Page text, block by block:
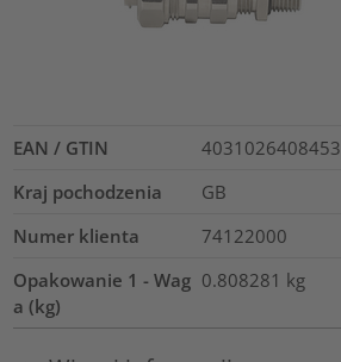
EAN / GTIN
4031026408453
Kraj pochodzenia
GB
Numer klienta
74122000
Opakowanie 1 - Wag
a (kg)
0.808281 kg